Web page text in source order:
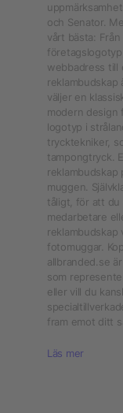
och Senator.
vårt bästa:
webbadress till
reklambudskap
väljer en
modern design
logotyp i
trycktekniker,
tampongtryck.
reklambudskap
muggen.
tåligt, för att du
medarbetare
reklambudskap
fotomuggar.
allbranded.se
som
eller vill du
fram emot ditt
Läs mer